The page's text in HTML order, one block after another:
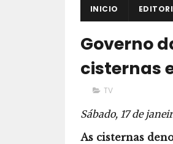
INICIO
Governo
cisternas
TV
Sábado, 17 de
As cisternas